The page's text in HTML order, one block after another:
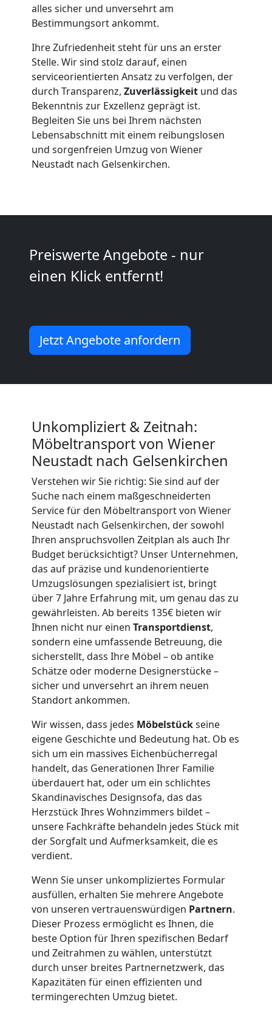
alles sicher und unversehrt am
Bestimmungsort ankommt.
Ihre Zufriedenheit steht für uns an erster
Stelle. Wir sind stolz darauf, einen
serviceorientierten Ansatz zu verfolgen, der
durch Transparenz, Zuverlässigkeit und das
Bekenntnis zur Exzellenz geprägt ist.
Begleiten Sie uns bei Ihrem nächsten
Lebensabschnitt mit einem reibungslosen
und sorgenfreien Umzug von Wiener
Neustadt nach Gelsenkirchen.
Preiswerte Angebote - nur
einen Klick entfernt!
Jetzt Angebote anfordern
Unkompliziert & Zeitnah:
Möbeltransport von Wiener
Neustadt nach Gelsenkirchen
Verstehen wir Sie richtig: Sie sind auf der
Suche nach einem maßgeschneiderten
Service für den Möbeltransport von Wiener
Neustadt nach Gelsenkirchen, der sowohl
Ihren anspruchsvollen Zeitplan als auch Ihr
Budget berücksichtigt? Unser Unternehmen,
das auf präzise und kundenorientierte
Umzugslösungen spezialisiert ist, bringt
über 7 Jahre Erfahrung mit, um genau das zu
gewährleisten. Ab bereits 135€ bieten wir
Ihnen nicht nur einen Transportdienst,
sondern eine umfassende Betreuung, die
sicherstellt, dass Ihre Möbel – ob antike
Schätze oder moderne Designerstücke –
sicher und unversehrt an ihrem neuen
Standort ankommen.
Wir wissen, dass jedes Möbelstückseine
eigene Geschichte und Bedeutung hat. Ob es
sich um ein massives Eichenbücherregal
handelt, das Generationen Ihrer Familie
überdauert hat, oder um ein schlichtes
Skandinavisches Designsofa, das das
Herzstück Ihres Wohnzimmers bildet –
unsere Fachkräfte behandeln jedes Stück mit
der Sorgfalt und Aufmerksamkeit, die es
verdient.
Wenn Sie unser unkompliziertes Formular
ausfüllen, erhalten Sie mehrere Angebote
von unseren vertrauenswürdigen Partnern.
Dieser Prozess ermöglicht es Ihnen, die
beste Option für Ihren spezifischen Bedarf
und Zeitrahmen zu wählen, unterstützt
durch unser breites Partnernetzwerk, das
Kapazitäten für einen effizienten und
termingerechten Umzug bietet.
Möbelmontage
Wiener
Neustadt
Möbeltransport
Wiener
Beiladung
Wiener
Mini
Umzug
Wiener
Neustadt
Umzug
Mann
LKW
Wiener
Neustadt
Kunsttransport
Wiener
Neustadt
Umzug
Wiener
Neustadt
Mann